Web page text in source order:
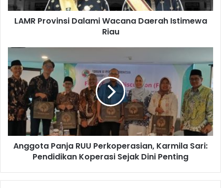
LAMR Provinsi Dalami Wacana Daerah Istimewa
Riau
Anggota Panja RUU Perkoperasian, Karmila Sari:
Pendidikan Koperasi Sejak Dini Penting